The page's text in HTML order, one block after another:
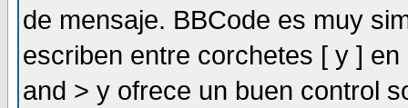
de mensaje. BBCode es muy
escriben entre corchetes [ y ]
and > y ofrece un buen control